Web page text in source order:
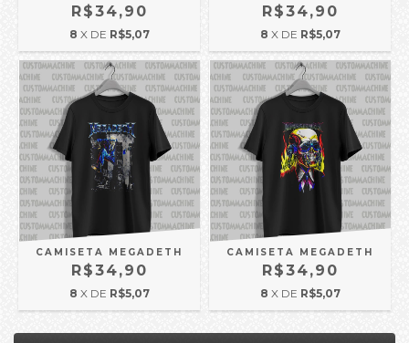
R$34,90
8 X DE R$5,07
R$34,90
8 X DE R$5,07
CAMISETA MEGADETH
R$34,90
8 X DE R$5,07
CAMISETA MEGADETH
R$34,90
8 X DE R$5,07